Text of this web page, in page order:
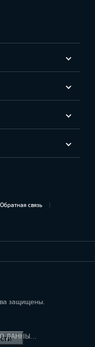
Обратная связь
защищены.